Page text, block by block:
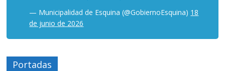
— Municipalidad de Esquina (@GobiernoEsquina) 18
de junio de 2026
Portadas